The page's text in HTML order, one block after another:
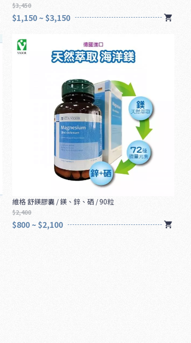
$3,450
$1,150 ~ $3,150
維格 舒鎂膠囊 / 鎂、鋅、硒 / 90粒
$2,400
$800 ~ $2,100